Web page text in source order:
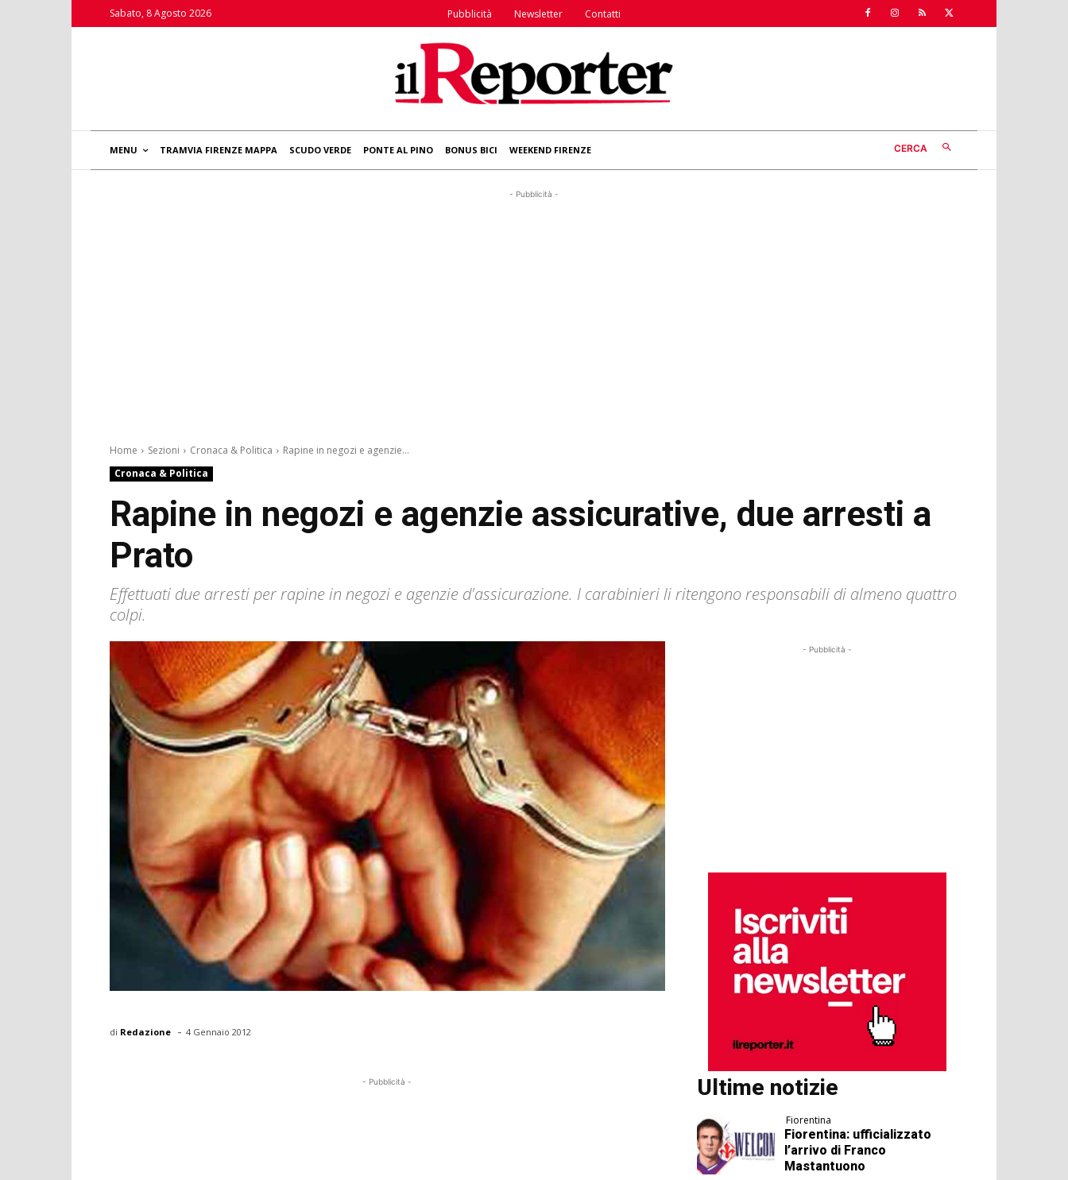
Sabato, 8 Agosto 2026 Pubblicità Newsletter Contatti
MENU TRAMVIA FIRENZE MAPPA SCUDO VERDE PONTE AL PINO BONUS BICI WEEKEND FIRENZE CERCA
- Pubblicità -
Home Sezioni Cronaca & Politica
Rapine in negozi e agenzie...
Cronaca & Politica
Rapine in negozi e agenzie assicurative, due arresti a
Prato
Effettuati due arresti per rapine in negozi e agenzie d'assicurazione. I carabinieri li ritengono responsabili di almeno quattro
colpi.
di Redazione - 4 Gennaio 2012
- Pubblicità -
- Pubblicità -
Ultime notizie
Fiorentina
Fiorentina: ufficializzato
l’arrivo di Franco
Mastantuono